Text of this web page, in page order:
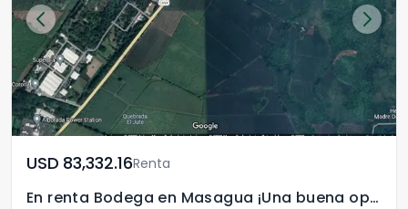
USD	83,332.16Renta
En renta Bodega en Masagua ¡Una buena oportunidad!